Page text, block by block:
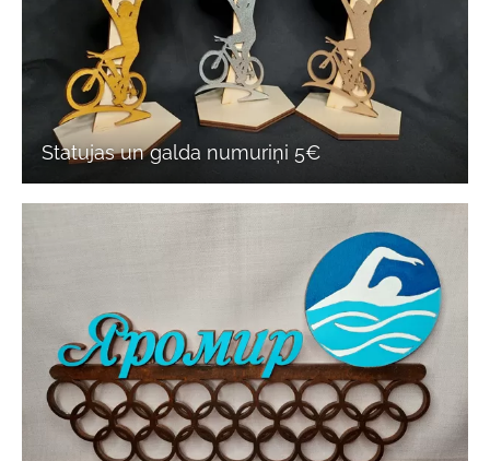
Statujas un galda numuriņi 5€